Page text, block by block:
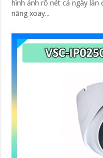
hình ảnh rõ nét cả ngày lẫn đêm. Zoom quang 4X
năng xoay...